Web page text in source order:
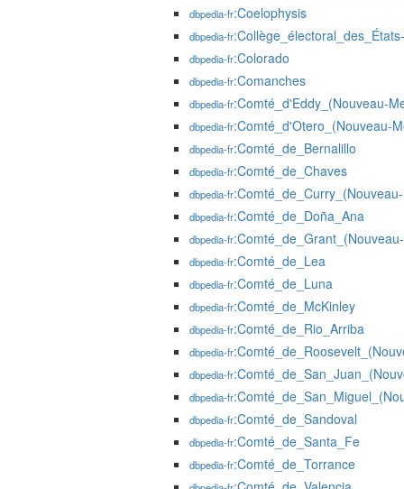
dbpedia-fr:Coelophysis
dbpedia-fr
dbpedia-fr:Colorado
dbpedia-fr:Comanches
dbpedia-fr:Comté_d'Eddy_(Nouveau-
dbpedia-fr:Comté_d'Otero_(Nouveau-
dbpedia-fr:Comté_de_Bernalillo
dbpedia-fr:Comté_de_Chaves
dbpedia-fr
dbpedia-fr:Comté_de_Doña_Ana
dbpedia-fr
dbpedia-fr:Comté_de_Lea
dbpedia-fr:Comté_de_Luna
dbpedia-fr:Comté_de_McKinley
dbpedia-fr:Comté_de_Rio_Arriba
dbpedia-fr
dbpedia-fr
dbpedia-fr
dbpedia-fr:Comté_de_Sandoval
dbpedia-fr:Comté_de_Santa_Fe
dbpedia-fr:Comté_de_Torrance